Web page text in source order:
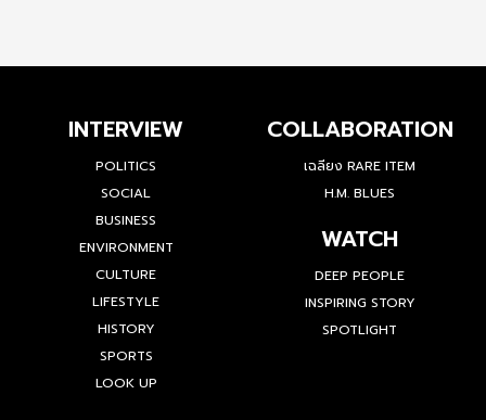
INTERVIEW
POLITICS
SOCIAL
BUSINESS
ENVIRONMENT
CULTURE
LIFESTYLE
HISTORY
SPORTS
LOOK UP
COLLABORATION
เฉลียง RARE ITEM
H.M. BLUES
WATCH
DEEP PEOPLE
INSPIRING STORY
SPOTLIGHT